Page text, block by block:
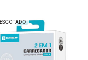
ESGOTADO